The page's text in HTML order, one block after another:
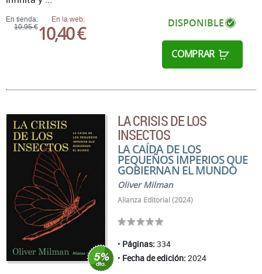
En tienda:
10,95 €
En la web:
10,40 € DISPONIBLE
COMPRAR
LA CRISIS DE LOS
INSECTOS
LA CAÍDA DE LOS
PEQUEÑOS IMPERIOS QUE
GOBIERNAN EL MUNDO
Oliver Milman
Alianza Editorial (2024)
Páginas: 334
Fecha de edición: 2024